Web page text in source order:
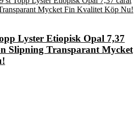
Lyster Etiopisk Opal 7,37
Slipning Transparant Mycket